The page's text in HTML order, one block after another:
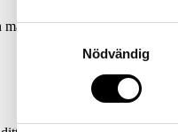
Samtyckesval
Nödvändig
matchar vi specialister inom